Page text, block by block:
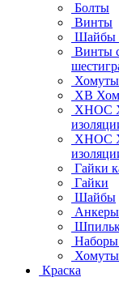
Болты
Винты
Шайбы
Винты
Хомуты
ХВ
ХНОС
ХНОС
Гайки
Гайки
Шайбы
Анкеры
Наборы
Хомуты
Краска